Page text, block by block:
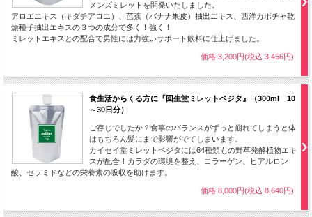
メンズミレットを開発いたしました。
アロエエキス（キダチアロエ）、芭蕉（バナナ果皮）抽出エキス、西洋カボチャ乾
燥種子抽出エキスの３つの成分で多く！強く！
ミレットエキスとの配合で男性には力強いサポート飲料に仕上げました。
価格:3,200円(税込 3,456円)
食生活からくる方に『回生堂ミレットベジタ』（300ml 10
～30日分）
ご存じでしたか？食事のバランスがずっと崩れてしまうと体
はもちろん髪にまで影響がでてしまいます。
カイセイ堂ミレットベジタには64種類もの野草発酵植物エキ
スが配合！カラダの環境を整え、コラーゲン、ヒアルロン
酸、セラミドなどの栄養素の吸収を助けます。
価格:8,000円(税込 8,640円)